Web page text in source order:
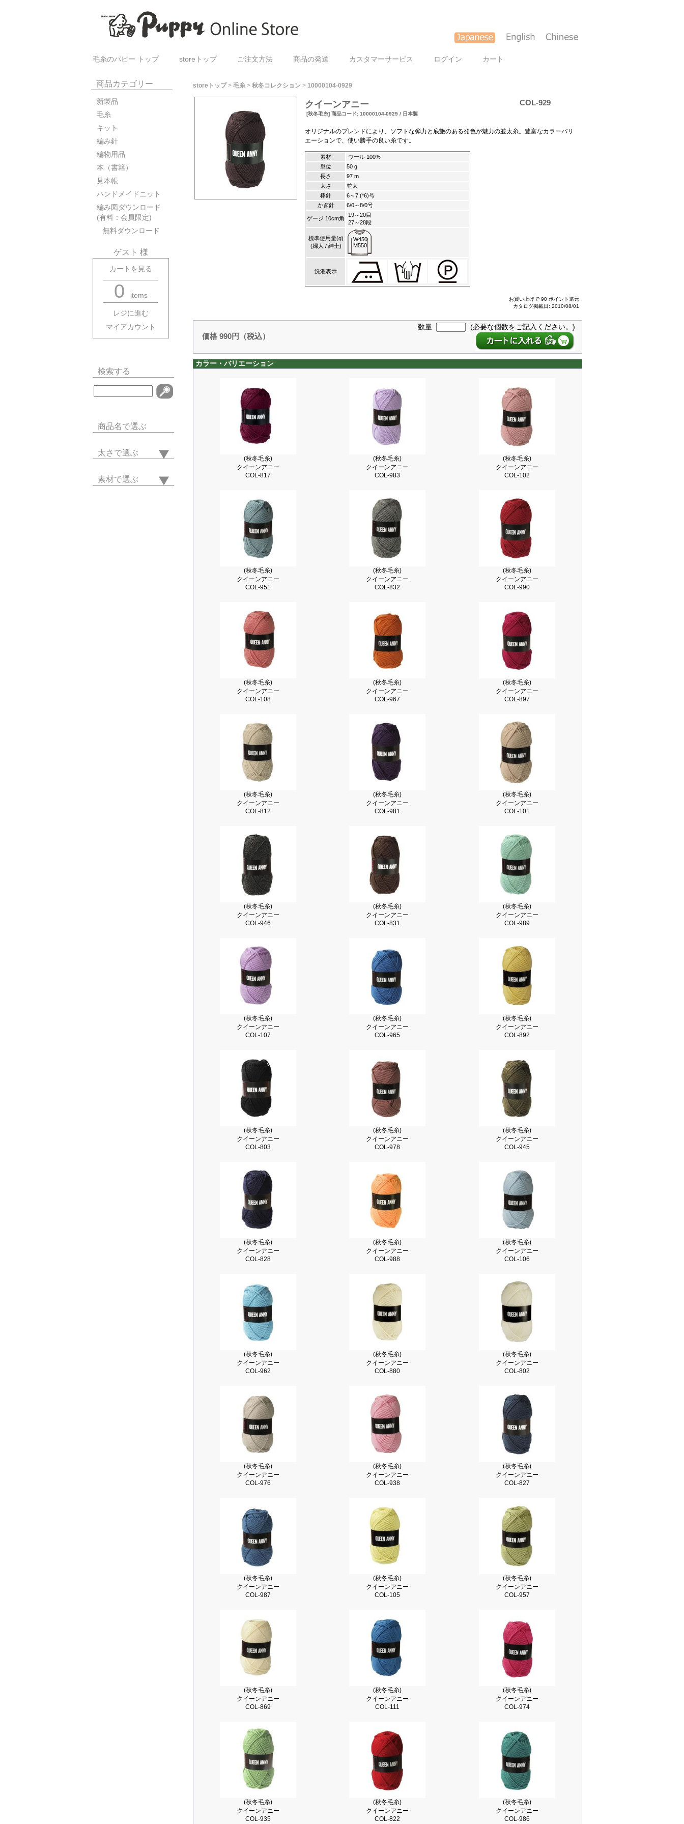
毛糸のパピー トップ storeトップ ご注文方法 商品の発送 カスタマーサービス ログイン カート
商品カテゴリー
新製品
毛糸
キット
編み針
編物用品
本（書籍）
見本帳
ハンドメイドニット
編み図ダウンロード
(有料：会員限定)
無料ダウンロード
ゲスト 様
カートを見る
0 items
レジに進む
マイアカウント
検索する
商品名で選ぶ
太さで選ぶ
素材で選ぶ
storeトップ> 毛糸 > 秋冬コレクション > 10000104-0929
クイーンアニー
[秋冬毛糸] 商品コード: 10000104-0929 / 日本製
COL-929
オリジナルのブレンドにより、ソフトな弾力と底艶のある発色が魅力の並太糸。豊富なカラーバリ
エーションで、使い勝手の良い糸です。
素材
ウール 100%
単位
50 g
長さ
97 m
太さ
並太
棒針
6～7 (*6)号
かぎ針
6/0～8/0号
ゲージ 10cm角
19～20目
27～28段
標準使用量(g)
(婦人 / 紳士)
W450
M550
洗濯表示
お買い上げで 90 ポイント還元
カタログ掲載日: 2010/08/01
価格 990円（税込）
数量: (必要な個数をご記入ください。)
カラー・バリエーション
(秋冬毛糸)
クイーンアニー
COL-817
(秋冬毛糸)
クイーンアニー
COL-983
(秋冬毛糸)
クイーンアニー
COL-102
(秋冬毛糸)
クイーンアニー
COL-951
(秋冬毛糸)
クイーンアニー
COL-832
(秋冬毛糸)
クイーンアニー
COL-990
(秋冬毛糸)
クイーンアニー
COL-108
(秋冬毛糸)
クイーンアニー
COL-967
(秋冬毛糸)
クイーンアニー
COL-897
(秋冬毛糸)
クイーンアニー
COL-812
(秋冬毛糸)
クイーンアニー
COL-981
(秋冬毛糸)
クイーンアニー
COL-101
(秋冬毛糸)
クイーンアニー
COL-946
(秋冬毛糸)
クイーンアニー
COL-831
(秋冬毛糸)
クイーンアニー
COL-989
(秋冬毛糸)
クイーンアニー
COL-107
(秋冬毛糸)
クイーンアニー
COL-965
(秋冬毛糸)
クイーンアニー
COL-892
(秋冬毛糸)
クイーンアニー
COL-803
(秋冬毛糸)
クイーンアニー
COL-978
(秋冬毛糸)
クイーンアニー
COL-945
(秋冬毛糸)
クイーンアニー
COL-828
(秋冬毛糸)
クイーンアニー
COL-988
(秋冬毛糸)
クイーンアニー
COL-106
(秋冬毛糸)
クイーンアニー
COL-962
(秋冬毛糸)
クイーンアニー
COL-880
(秋冬毛糸)
クイーンアニー
COL-802
(秋冬毛糸)
クイーンアニー
COL-976
(秋冬毛糸)
クイーンアニー
COL-938
(秋冬毛糸)
クイーンアニー
COL-827
(秋冬毛糸)
クイーンアニー
COL-987
(秋冬毛糸)
クイーンアニー
COL-105
(秋冬毛糸)
クイーンアニー
COL-957
(秋冬毛糸)
クイーンアニー
COL-869
(秋冬毛糸)
クイーンアニー
COL-111
(秋冬毛糸)
クイーンアニー
COL-974
(秋冬毛糸)
クイーンアニー
COL-935
(秋冬毛糸)
クイーンアニー
COL-822
(秋冬毛糸)
クイーンアニー
COL-986